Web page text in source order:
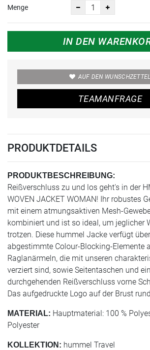
Menge
IN DEN
AUF DEN WUNSCHZETTEL
TEAMANFRAGE
PRODUKTDETAILS
PRODUKTBESCHREIBUNG:
Reißverschluss zu und los geht's in der
WOVEN JACKET WOMAN! Ihr robustes
mit einem atmungsaktiven Mesh-
kombiniert und ist so ideal, um jeglicher
trotzen. Diese hummel Jacke verfügt
abgestimmte Colour-Blocking-Elemente
Raglanärmeln, die mit unseren
verziert sind, sowie Seitentaschen und
durchgehenden Reißverschluss vorne
Das aufgedruckte Logo auf der Brust
MATERIAL: Hauptmaterial: 100 %
Polyester
KOLLEKTION: hummel Travel